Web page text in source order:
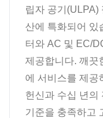
립자 공기(ULPA)
산에 특화되어 있
터와 AC 및 EC/
제공합니다. 깨끗
에 서비스를 제공
헌신과 수십 년의
기준을 충족하고